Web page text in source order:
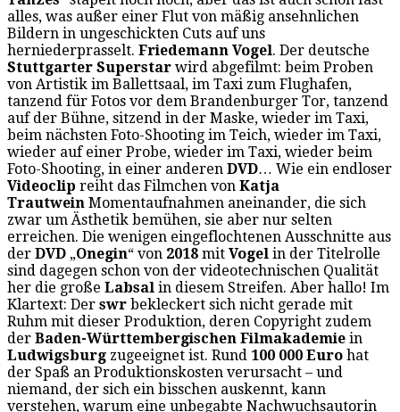
alles, was außer einer Flut von mäßig ansehnlichen
Bildern in ungeschickten Cuts auf uns
herniederprasselt. Friedemann Vogel. Der deutsche
Stuttgarter Superstar wird abgefilmt: beim Proben
von Artistik im Ballettsaal, im Taxi zum Flughafen,
tanzend für Fotos vor dem Brandenburger Tor, tanzend
auf der Bühne, sitzend in der Maske, wieder im Taxi,
beim nächsten Foto-Shooting im Teich, wieder im Taxi,
wieder auf einer Probe, wieder im Taxi, wieder beim
Foto-Shooting, in einer anderen DVD… Wie ein endloser
Videoclip reiht das Filmchen von Katja
Trautwein Momentaufnahmen aneinander, die sich
zwar um Ästhetik bemühen, sie aber nur selten
erreichen. Die wenigen eingeflochtenen Ausschnitte aus
der DVD „Onegin“ von 2018 mit Vogel in der Titelrolle
sind dagegen schon von der videotechnischen Qualität
her die große Labsal in diesem Streifen. Aber hallo! Im
Klartext: Der swr bekleckert sich nicht gerade mit
Ruhm mit dieser Produktion, deren Copyright zudem
der Baden-Württembergischen Filmakademie in
Ludwigsburg zugeeignet ist. Rund 100 000 Euro hat
der Spaß an Produktionskosten verursacht – und
niemand, der sich ein bisschen auskennt, kann
verstehen, warum eine unbegabte Nachwuchsautorin